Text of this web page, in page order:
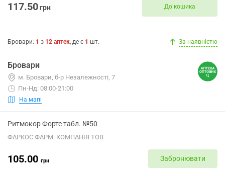
117.50грн До кошика
Бровари: 1 з 12 аптек, де є 1 шт. За наявністю
Бровари
м. Бровари, б-р Незалежності, 7
Пн-Нд: 08:00-21:00
На мапі
Ритмокор Форте табл. №50
ФАРКОС ФАРМ. КОМПАНІЯ ТОВ
105.00 грн Забронювати